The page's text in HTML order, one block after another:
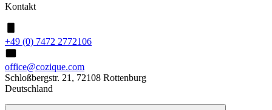
Kontakt
+49 (0) 7472 2772106
office@cozique.com
Schloßbergstr. 21, 72108 Rottenburg
Deutschland